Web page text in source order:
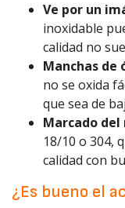
Ve por un
inoxidable
calidad no
Manchas de
no se oxida
que sea de
Marcado
18/10 o 304,
calidad con
¿Es bueno el